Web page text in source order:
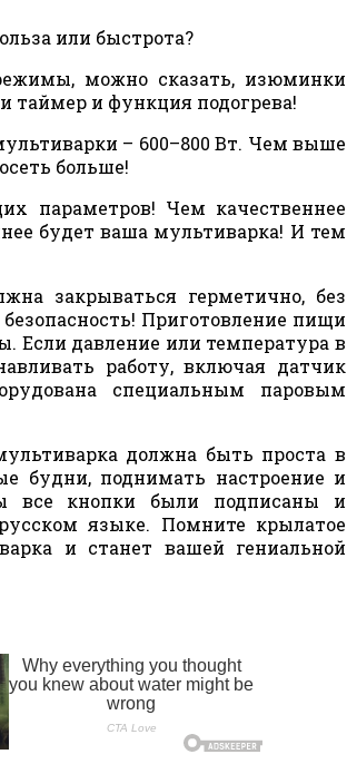
или быстрота?
можно сказать, изюминки
таймер и функция подогрева!
– 600–800 Вт. Чем выше
больше!
параметров! Чем качественнее
будет ваша мультиварка! И тем
закрываться герметично, без
Приготовление пищи
Если давление или температура в
работу, включая датчик
специальным паровым
должна быть проста в
будни, поднимать настроение и
все кнопки были подписаны и
языке. Помните крылатое
и станет вашей гениальной